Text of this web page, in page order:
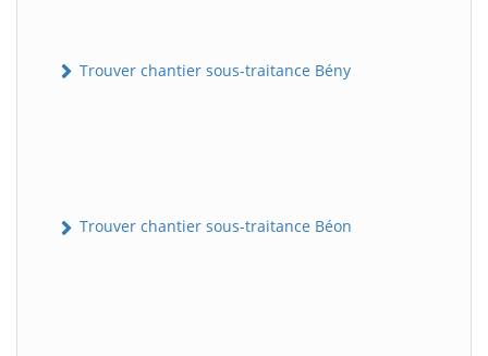
Trouver chantier sous-traitance Bény
Trouver chantier sous-traitance Béon